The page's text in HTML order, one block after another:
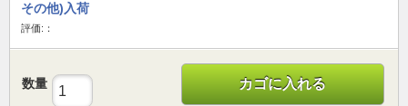
その他)入荷
評価:：
数量 カゴに入れる